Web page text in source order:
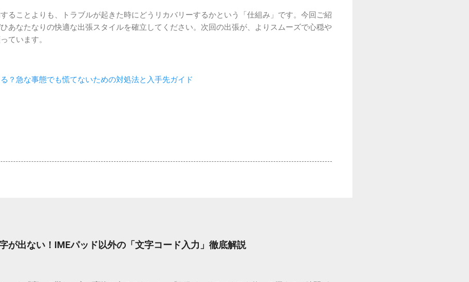
ることよりも、トラブルが起きた時にどうリカバリーするかという「仕組み」です。今回ご紹
あなたなりの快適な出張スタイルを確立してください。次回の出張が、よりスムーズで心穏や
ています。
？急な事態でも慌てないための対処法と入手先ガイド
が出ない！IMEパッド以外の「文字コード入力」徹底解説